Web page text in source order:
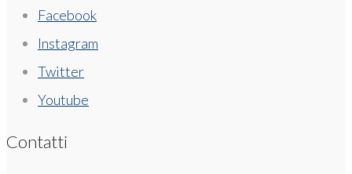
Facebook
Instagram
Twitter
Youtube
Contatti